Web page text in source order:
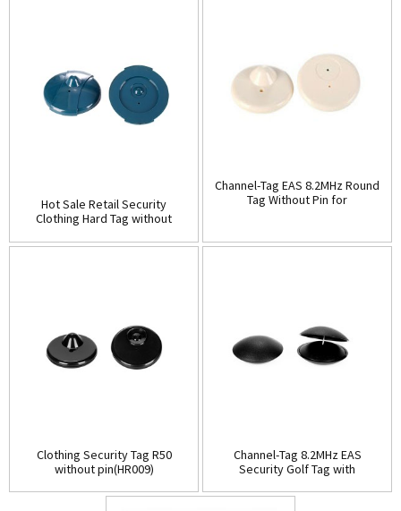
Hot Sale Retail Security
Clothing Hard Tag without
Channel-Tag EAS 8.2MHz Round
Tag Without Pin for
Clothing Security Tag R50
without pin(HR009)
Channel-Tag 8.2MHz EAS
Security Golf Tag with